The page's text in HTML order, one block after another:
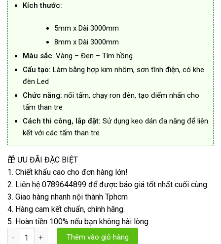
Kích thước:
5mm x Dài 3000mm
8mm x Dài 3000mm
Màu sắc: Vàng – Đen – Tím hồng.
Cấu tạo: Làm bằng hợp kim nhôm, sơn tĩnh điện, có khe
đèn Led
Chức năng: nối tấm, chạy ron đèn, tạo điểm nhấn cho
tấm than tre
Cách thi công, lắp đặt: Sử dụng keo dán đa năng để liên
kết với các tấm than tre
ƯU ĐÃI ĐẶC BIỆT
1. Chiết khấu cao cho đơn hàng lớn!
2. Liên hệ 0789644899 để được báo giá tốt nhất cuối cùng.
3. Giao hàng nhanh nội thành Tphcm
4. Hàng cam kết chuẩn, chính hãng.
5. Hoàn tiền 100% nếu bạn không hài lòng
Nẹp Nhôm Chữ H Có Đèn Led số lượng
Thêm vào giỏ hàng